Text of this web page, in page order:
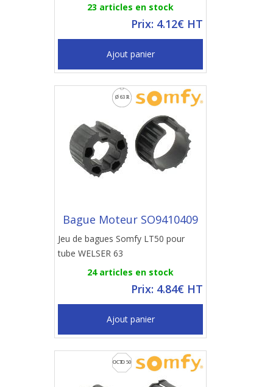
23 articles en stock
Prix: 4.12€ HT
Ajout panier
Bague Moteur SO9410409
Jeu de bagues Somfy LT50 pour
tube WELSER 63
24 articles en stock
Prix: 4.84€ HT
Ajout panier